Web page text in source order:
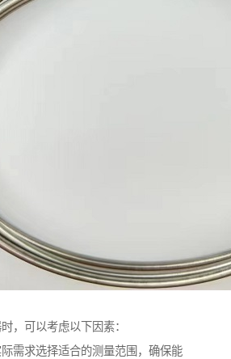
，可以考虑以下因素：
需求选择适合的测量范围，确保能